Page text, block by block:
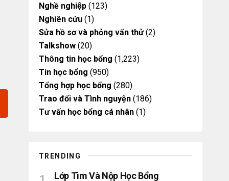
Nghề nghiệp (123)
Nghiên cứu (1)
Sửa hồ sơ và phỏng vấn thử(2)
Talkshow (20)
Thông tin học bổng (1,223)
Tin học bổng (950)
Tổng hợp học bổng (280)
Trao đổi và Tình nguyện (186)
Tư vấn học bổng cá nhân (1)
TRENDING
Lớp Tìm Và Nộp Học Bổng